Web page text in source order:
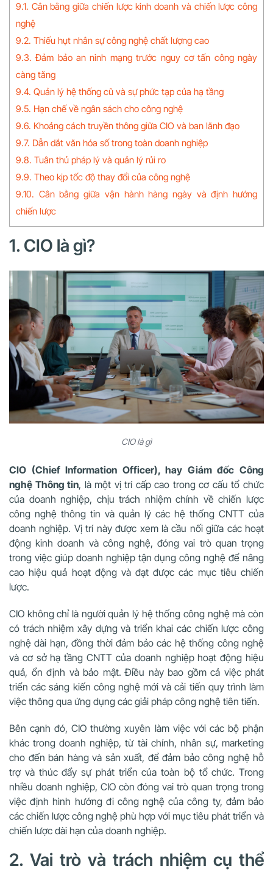
9.1. Cân bằng giữa chiến lược kinh doanh và chiến lược công
nghệ
9.2. Thiếu hụt nhân sự công nghệ chất lượng cao
9.3. Đảm bảo an ninh mạng trước nguy cơ tấn công ngày
càng tăng
9.4. Quản lý hệ thống cũ và sự phức tạp của hạ tầng
9.5. Hạn chế về ngân sách cho công nghệ
9.6. Khoảng cách truyền thông giữa CIO và ban lãnh đạo
9.7. Dẫn dắt văn hóa số trong toàn doanh nghiệp
9.8. Tuân thủ pháp lý và quản lý rủi ro
9.9. Theo kịp tốc độ thay đổi của công nghệ
9.10. Cân bằng giữa vận hành hàng ngày và định hướng
chiến lược
1. CIO là gì?
CIO là gì
CIO (Chief Information Officer), hay Giám đốc Công
nghệ Thông tin, là một vị trí cấp cao trong cơ cấu tổ chức
của doanh nghiệp, chịu trách nhiệm chính về chiến lược
công nghệ thông tin và quản lý các hệ thống CNTT của
doanh nghiệp. Vị trí này được xem là cầu nối giữa các hoạt
động kinh doanh và công nghệ, đóng vai trò quan trọng
trong việc giúp doanh nghiệp tận dụng công nghệ để nâng
cao hiệu quả hoạt động và đạt được các mục tiêu chiến
lược.
CIO không chỉ là người quản lý hệ thống công nghệ mà còn
có trách nhiệm xây dựng và triển khai các chiến lược công
nghệ dài hạn, đồng thời đảm bảo các hệ thống công nghệ
và cơ sở hạ tầng CNTT của doanh nghiệp hoạt động hiệu
quả, ổn định và bảo mật. Điều này bao gồm cả việc phát
triển các sáng kiến công nghệ mới và cải tiến quy trình làm
việc thông qua ứng dụng các giải pháp công nghệ tiên tiến.
Bên cạnh đó, CIO thường xuyên làm việc với các bộ phận
khác trong doanh nghiệp, từ tài chính, nhân sự, marketing
cho đến bán hàng và sản xuất, để đảm bảo công nghệ hỗ
trợ và thúc đẩy sự phát triển của toàn bộ tổ chức. Trong
nhiều doanh nghiệp, CIO còn đóng vai trò quan trọng trong
việc định hình hướng đi công nghệ của công ty, đảm bảo
các chiến lược công nghệ phù hợp với mục tiêu phát triển và
chiến lược dài hạn của doanh nghiệp.
2. Vai trò và trách nhiệm cụ thể